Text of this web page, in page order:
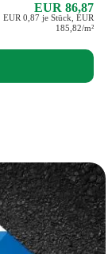
EUR 86,87
EUR 0,87 je Stück, EUR
185,82/m²